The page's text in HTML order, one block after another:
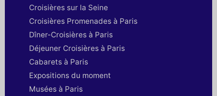
Croisières sur la Seine
Croisières Promenades à Paris
Dîner-Croisières à Paris
Déjeuner Croisières à Paris
Cabarets à Paris
Expositions du moment
Musées à Paris